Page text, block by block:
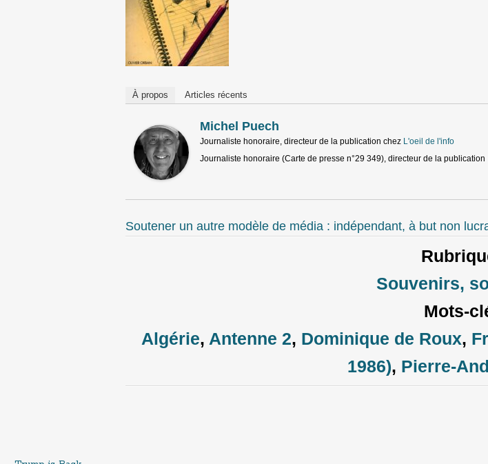
À propos Articles récents
Michel Puech
Journaliste honoraire, directeur de la publication chez L'oeil de l'info
Journaliste honoraire (Carte de presse n°29 349), directeur de la publication
Soutener un autre modèle de média : indépendant, à but non
Souvenirs,
Mots-
Algérie, Antenne 2, Dominique de Roux,
1986), Pierre-